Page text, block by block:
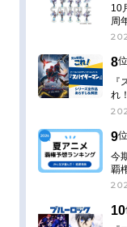
10
周
8位
れ
ら
9位
今
覇
結
10